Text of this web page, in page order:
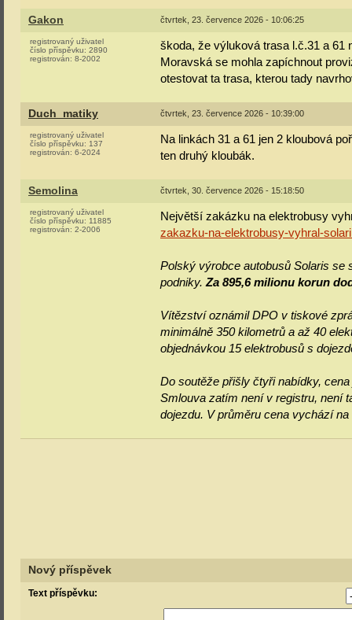
Gakon čtvrtek, 23. července 2026 - 10:06:25
registrovaný uživatel
číslo příspěvku: 2890
registrován: 8-2002
škoda, že výluková trasa l.č.31 a 61
Moravská se mohla zapíchnout
otestovat ta trasa, kterou tady
Duch_matiky čtvrtek, 23. července 2026 - 10:39:00
registrovaný uživatel
číslo příspěvku: 137
registrován: 6-2024
Na linkách 31 a 61 jen 2 kloubová
ten druhý kloubák.
Semolina čtvrtek, 30. července 2026 - 15:18:50
registrovaný uživatel
číslo příspěvku: 11885
registrován: 2-2006
Největší zakázku na elektrobusy
zakazku-na-elektrobusy-vyhral-
Polský výrobce autobusů Solaris se
podniky. Za 895,6 milionu korun
Vítězství oznámil DPO v tiskové
minimálně 350 kilometrů a až 40
objednávkou 15 elektrobusů s
Do soutěže přišly čtyři nabídky,
Smlouva zatím není v registru, není
dojezdu. V průměru cena vychází
Nový příspěvek
Text příspěvku: